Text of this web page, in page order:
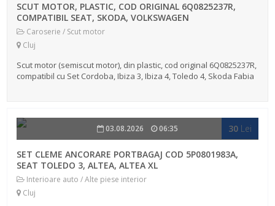
SCUT MOTOR, PLASTIC, COD ORIGINAL 6Q0825237R,
COMPATIBIL SEAT, SKODA, VOLKSWAGEN
Caroserie / Scut motor
Cluj
Scut motor (semiscut motor), din plastic, cod original 6Q0825237R,
compatibil cu Set Cordoba, Ibiza 3, Ibiza 4, Toledo 4, Skoda Fabia
30 Lei
03.08.2026 06:35
SET CLEME ANCORARE PORTBAGAJ COD 5P0801983A,
SEAT TOLEDO 3, ALTEA, ALTEA XL
Interioare auto / Alte piese interior
Cluj